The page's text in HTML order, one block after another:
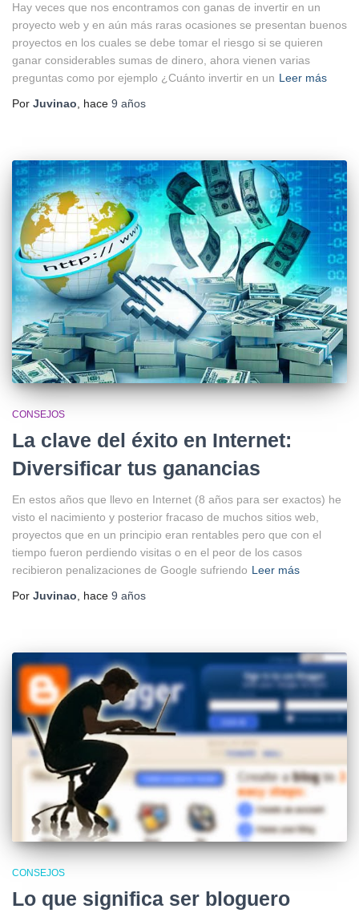
Hay veces que nos encontramos con ganas de invertir en un
proyecto web y en aún más raras ocasiones se presentan buenos
proyectos en los cuales se debe tomar el riesgo si se quieren
ganar considerables sumas de dinero, ahora vienen varias
preguntas como por ejemplo ¿Cuánto invertir en un Leer más
Por Juvinao , hace 9 años
CONSEJOS
La clave del éxito en Internet:
Diversificar tus ganancias
En estos años que llevo en Internet (8 años para ser exactos) he
visto el nacimiento y posterior fracaso de muchos sitios web,
proyectos que en un principio eran rentables pero que con el
tiempo fueron perdiendo visitas o en el peor de los casos
recibieron penalizaciones de Google sufriendo Leer más
Por Juvinao, hace 9 años
CONSEJOS
Lo que significa ser bloguero